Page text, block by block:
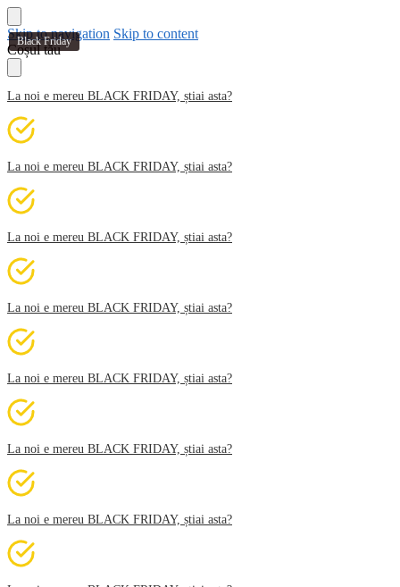
Skip to navigation Skip to content
Coșul tău
La noi e mereu BLACK FRIDAY, știai asta?
La noi e mereu BLACK FRIDAY, știai asta?
La noi e mereu BLACK FRIDAY, știai asta?
La noi e mereu BLACK FRIDAY, știai asta?
La noi e mereu BLACK FRIDAY, știai asta?
La noi e mereu BLACK FRIDAY, știai asta?
La noi e mereu BLACK FRIDAY, știai asta?
Black Friday